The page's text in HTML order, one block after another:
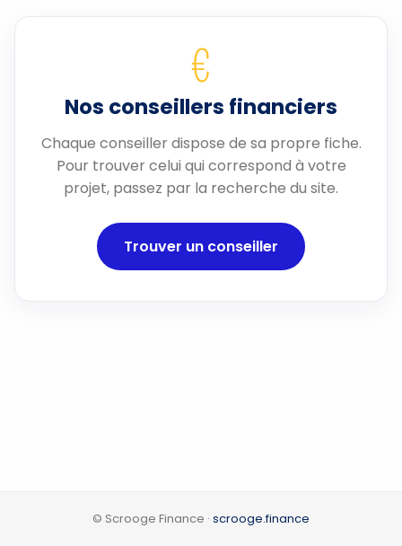
€
Nos conseillers financiers
Chaque conseiller dispose de sa propre fiche.
Pour trouver celui qui correspond à votre
projet, passez par la recherche du site.
Trouver un conseiller
© Scrooge Finance · scrooge.finance